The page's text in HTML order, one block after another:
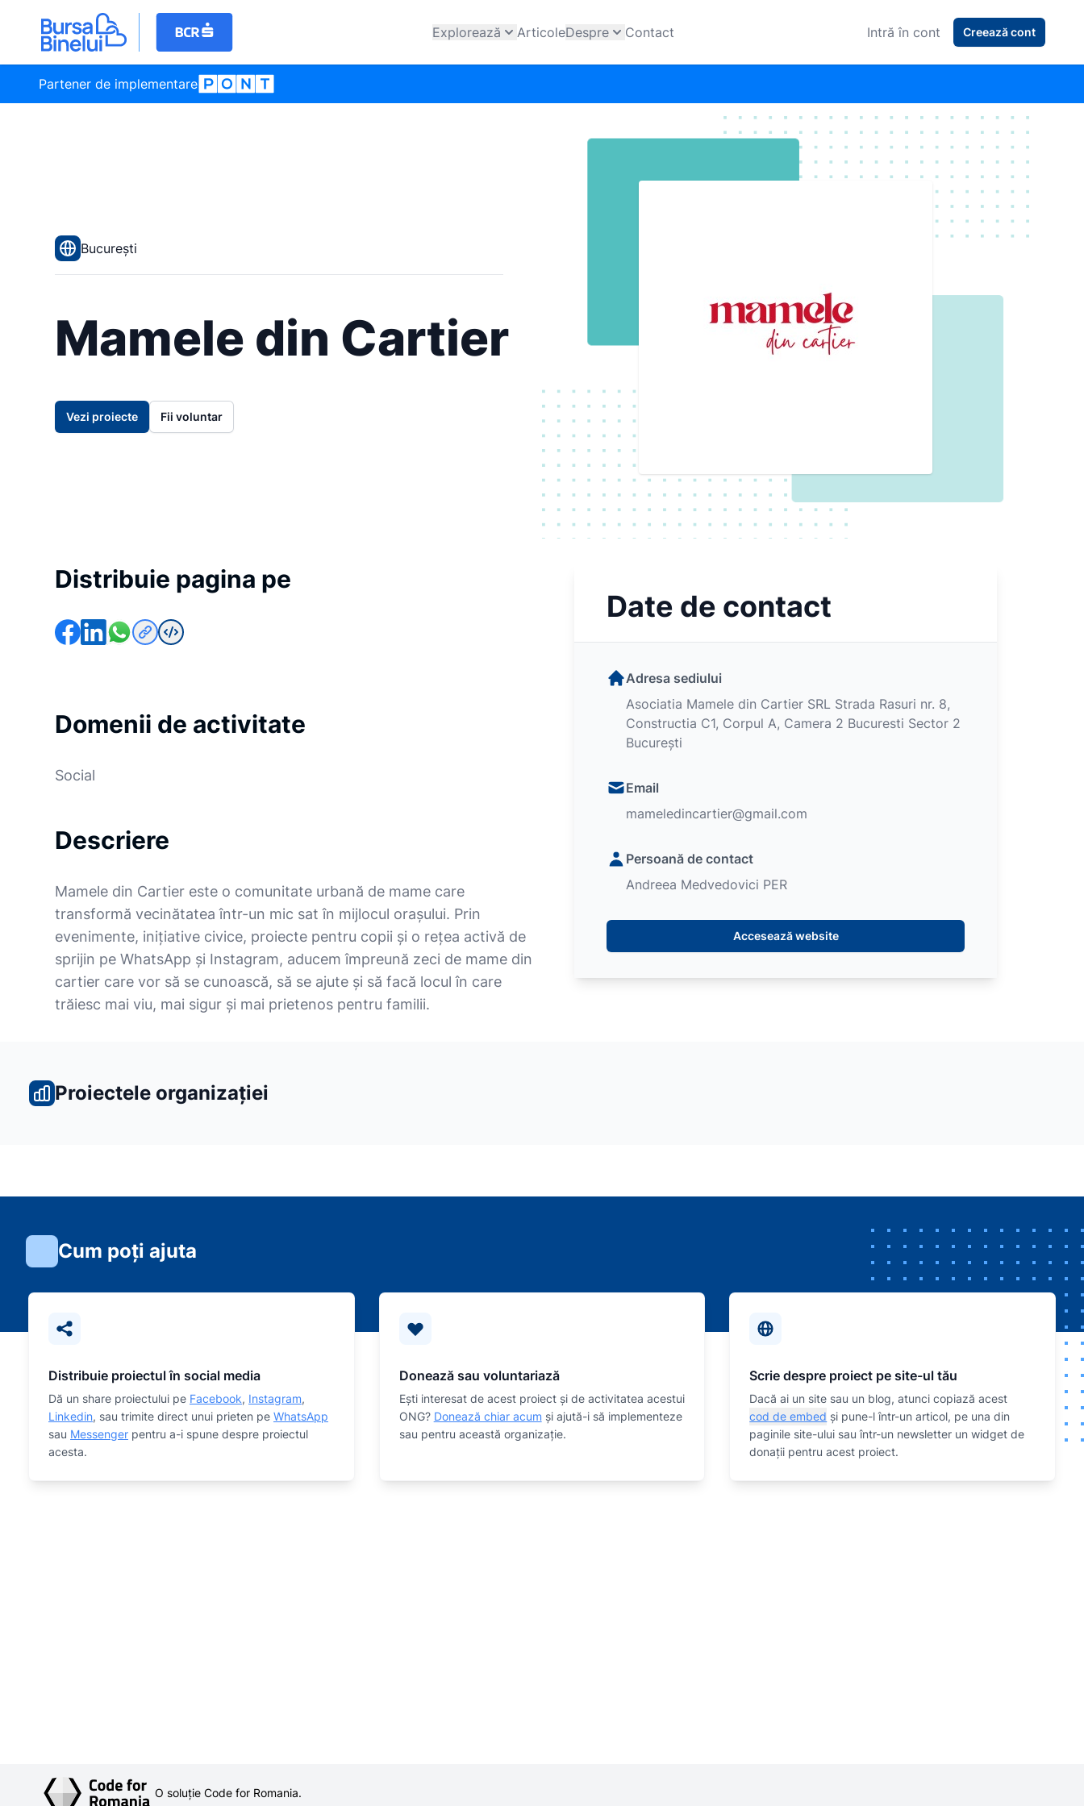
Explorează ArticoleDespre Contact Intră în cont Creează cont
Partener de implementare
București
Mamele din Cartier
Vezi proiecte Fii voluntar
Distribuie pagina pe
Domenii de activitate
Social
Descriere
Mamele din Cartier este o comunitate urbană de mame care
transformă vecinătatea într-un mic sat în mijlocul orașului. Prin
evenimente, inițiative civice, proiecte pentru copii și o rețea activă de
sprijin pe WhatsApp și Instagram, aducem împreună zeci de mame din
cartier care vor să se cunoască, să se ajute și să facă locul în care
trăiesc mai viu, mai sigur și mai prietenos pentru familii.
Date de contact
Adresa sediului
Asociatia Mamele din Cartier SRL Strada Rasuri nr. 8,
Constructia C1, Corpul A, Camera 2 Bucuresti Sector 2
București
Email
mameledincartier@gmail.com
Persoană de contact
Andreea Medvedovici PER
Accesează website
Proiectele organizației
Cum poți ajuta
Distribuie proiectul în social media
Dă un share proiectului pe Facebook, Instagram,
Linkedin, sau trimite direct unui prieten pe WhatsApp
sau Messenger pentru a-i spune despre proiectul
acesta.
Donează sau voluntariază
Eşti interesat de acest proiect și de activitatea acestui
ONG? Donează chiar acum și ajută-i să implementeze
sau pentru această organizaţie.
Scrie despre proiect pe site-ul tău
Dacă ai un site sau un blog, atunci copiază acest
cod de embed și pune-l într-un articol, pe una din
paginile site-ului sau într-un newsletter un widget de
donații pentru acest proiect.
O soluție Code for Romania.